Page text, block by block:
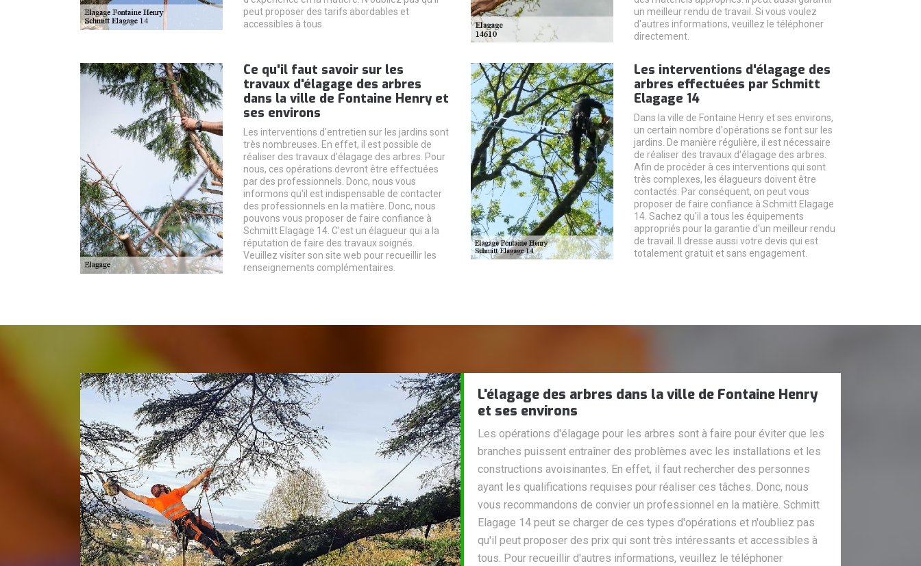
peut proposer des tarifs abordables et
accessibles à tous.
un meilleur rendu de travail. Si vous voulez
d'autres informations, veuillez le téléphoner
directement.
Ce qu'il faut savoir sur les
travaux d'élagage des arbres
dans la ville de Fontaine Henry et
ses environs
Les interventions d'entretien sur les jardins sont
très nombreuses. En effet, il est possible de
réaliser des travaux d'élagage des arbres. Pour
nous, ces opérations devront être effectuées
par des professionnels. Donc, nous vous
informons qu'il est indispensable de contacter
des professionnels en la matière. Donc, nous
pouvons vous proposer de faire confiance à
Schmitt Elagage 14. C'est un élagueur qui a la
réputation de faire des travaux soignés.
Veuillez visiter son site web pour recueillir les
renseignements complémentaires.
Les interventions d'élagage des
arbres effectuées par Schmitt
Elagage 14
Dans la ville de Fontaine Henry et ses environs,
un certain nombre d'opérations se font sur les
jardins. De manière régulière, il est nécessaire
de réaliser des travaux d'élagage des arbres.
Afin de procéder à ces interventions qui sont
très complexes, les élagueurs doivent être
contactés. Par conséquent, on peut vous
proposer de faire confiance à Schmitt Elagage
14. Sachez qu'il a tous les équipements
appropriés pour la garantie d'un meilleur rendu
de travail. Il dresse aussi votre devis qui est
totalement gratuit et sans engagement.
L'élagage des arbres dans la ville de Fontaine Henry
et ses environs
Les opérations d'élagage pour les arbres sont à faire pour éviter que les
branches puissent entraîner des problèmes avec les installations et les
constructions avoisinantes. En effet, il faut rechercher des personnes
ayant les qualifications requises pour réaliser ces tâches. Donc, nous
vous recommandons de convier un professionnel en la matière. Schmitt
Elagage 14 peut se charger de ces types d'opérations et n'oubliez pas
qu'il peut proposer des prix qui sont très intéressants et accessibles à
tous. Pour recueillir d'autres informations, veuillez le téléphoner